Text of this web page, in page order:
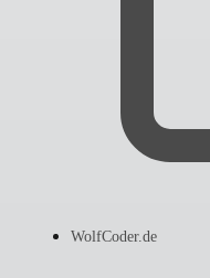
WolfCoder.de